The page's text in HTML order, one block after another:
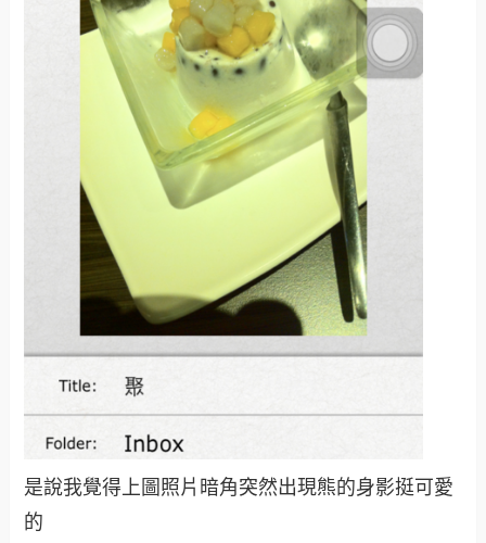
是說我覺得上圖照片暗角突然出現熊的身影挺可愛
的